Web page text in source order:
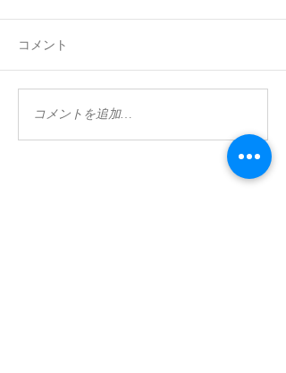
KARUIZAWA VILLA
コメント
コメントを追加…